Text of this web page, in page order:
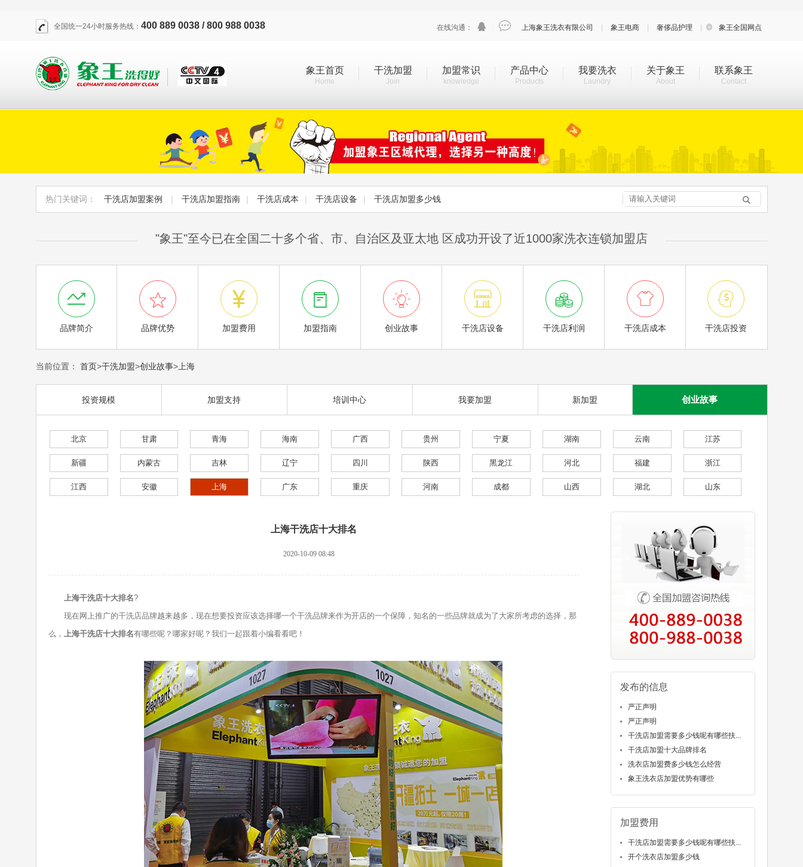
全国统一24小时服务热线： 400 889 0038 / 800 988 0038 在线沟通：   上海象王洗衣有限公司 象王电商 奢侈品护理  象王全国网点
象王首页
Home
干洗加盟
Join
加盟常识
knowledge
产品中心
Products
我要洗衣
Laundry
关于象王
About
联系象王
Contact
热门关键词： 干洗店加盟案例 | 干洗店加盟指南 | 干洗店成本 | 干洗店设备 | 干洗店加盟多少钱 
"象王"至今已在全国二十多个省、市、自治区及亚太地 区成功开设了近1000家洗衣连锁加盟店

品牌简介

品牌优势

加盟费用

加盟指南

创业故事

干洗店设备

干洗店利润

干洗店成本

干洗店投资
当前位置： 首页>干洗加盟>创业故事>上海
投资规模 加盟支持 培训中心 我要加盟 新加盟 创业故事
北京 甘肃 青海 海南 广西 贵州 宁夏 湖南 云南 江苏
新疆 内蒙古 吉林 辽宁 四川 陕西 黑龙江 河北 福建 浙江
江西 安徽 上海 广东 重庆 河南 成都 山西 湖北 山东
上海干洗店十大排名
2020-10-09 08:48
上海干洗店十大排名?
现在网上推广的干洗店品牌越来越多，现在想要投资应该选择哪一个干洗品牌来作为开店的一个保障，知名的一些品牌就成为了大家所考虑的选择，那
么， 上海干洗店十大排名有哪些呢？哪家好呢？我们一起跟着小编看看吧！
发布的信息
严正声明
严正声明
干洗店加盟需要多少钱呢有哪些扶...
干洗店加盟十大品牌排名
洗衣店加盟费多少钱怎么经营
象王洗衣店加盟优势有哪些
加盟费用
干洗店加盟需要多少钱呢有哪些扶...
开个洗衣店加盟多少钱